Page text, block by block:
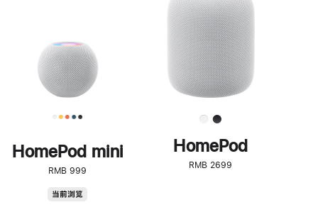
HomePod mini
RMB 999
当前浏览
了
解
HomePod<
HomePod
RMB 2699